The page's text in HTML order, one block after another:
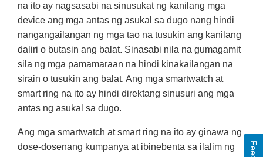
na ito ay nagsasabi na sinusukat ng kanilang mga
device ang mga antas ng asukal sa dugo nang hindi
nangangailangan ng mga tao na tusukin ang kanilang
daliri o butasin ang balat. Sinasabi nila na gumagamit
sila ng mga pamamaraan na hindi kinakailangan na
sirain o tusukin ang balat. Ang mga smartwatch at
smart ring na ito ay hindi direktang sinusuri ang mga
antas ng asukal sa dugo.
Ang mga smartwatch at smart ring na ito ay ginawa ng
dose-dosenang kumpanya at ibinebenta sa ilalim ng